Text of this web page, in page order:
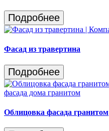
Подробнее
Фасад из травертина
Подробнее
Облицовка фасада гранитом